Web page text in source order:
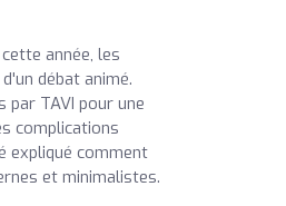
année, les
débat animé.
TAVI pour une
complications
expliqué comment
et minimalistes.